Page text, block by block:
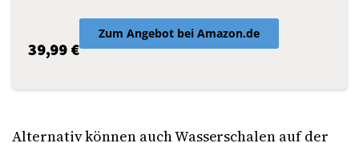
39,99 €
Zum Angebot bei Amazon.de
Alternativ können auch Wasserschalen auf der